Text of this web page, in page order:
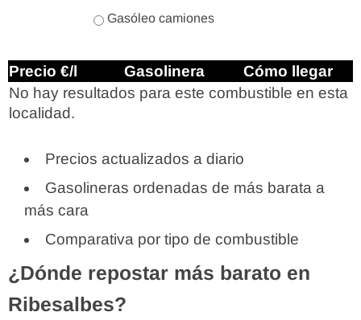
Gasóleo camiones
Precio €/l Gasolinera
Cómo llegar
No hay resultados para este combustible en esta
localidad.
Precios actualizados a diario
Gasolineras ordenadas de más barata a
más cara
Comparativa por tipo de combustible
¿Dónde repostar más barato en
Ribesalbes?